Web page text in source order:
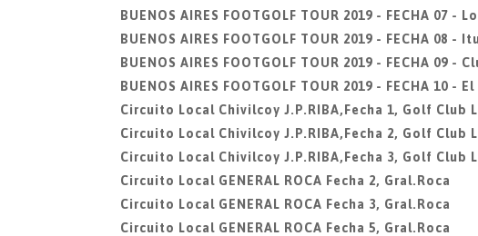
BUENOS AIRES FOOTGOLF TOUR 2019 - FECHA 07 -
BUENOS AIRES FOOTGOLF TOUR 2019 - FECHA
BUENOS AIRES FOOTGOLF TOUR 2019 - FECHA 09
BUENOS AIRES FOOTGOLF TOUR 2019 - FECHA 10 -
Circuito Local Chivilcoy J.P.RIBA,Fecha 1, Golf Club
Circuito Local Chivilcoy J.P.RIBA,Fecha 2, Golf Club
Circuito Local Chivilcoy J.P.RIBA,Fecha 3, Golf Club
Circuito Local GENERAL ROCA Fecha 2, Gral.Roca
Circuito Local GENERAL ROCA Fecha 3, Gral.Roca
Circuito Local GENERAL ROCA Fecha 5, Gral.Roca